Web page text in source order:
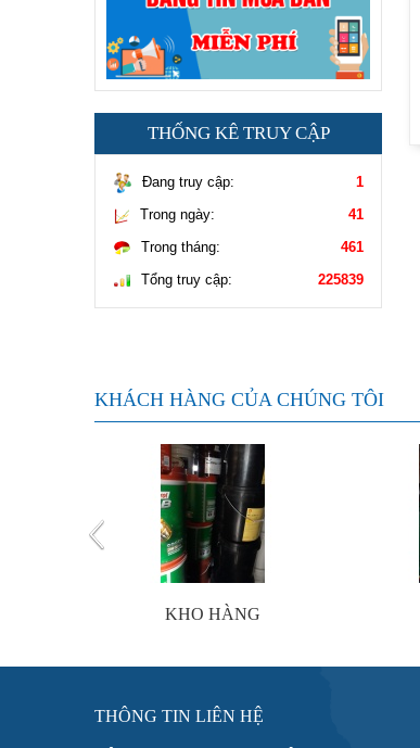
THỐNG KÊ TRUY CẬP
Đang truy cập:
1
Trong ngày:
41
Trong tháng:
461
Tổng truy cập:
225839
KHÁCH HÀNG CỦA CHÚNG TÔI
KHO HÀNG
THÔNG TIN LIÊN HỆ